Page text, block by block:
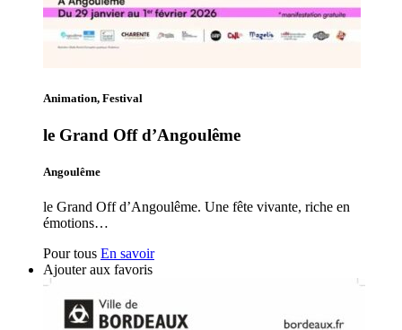
Animation, Festival
le Grand Off d’Angoulême
Angoulême
le Grand Off d’Angoulême. Une fête vivante, riche en
émotions…
Pour tous En savoir
Ajouter aux favoris